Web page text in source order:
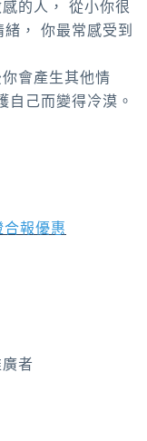
的人， 從小你很
， 你最常感受到
會產生其他情
自己而變得冷漠。
報優惠
者